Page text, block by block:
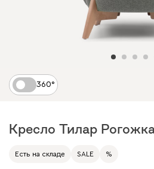
360°
Кресло Тилар
Есть на складе SALE %